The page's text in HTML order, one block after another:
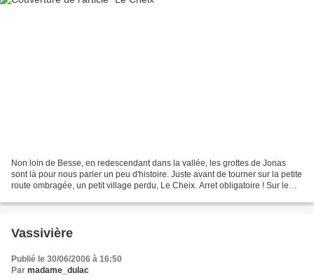
Non loin de Besse, en redescendant dans la vallée, les grottes de Jonas
sont là pour nous parler un peu d'histoire. Juste avant de tourner sur la petite
route ombragée, un petit village perdu, Le Cheix. Arret obligatoire ! Sur le
Vassivière
Publié le 30/06/2006 à 16:50
Par madame_dulac